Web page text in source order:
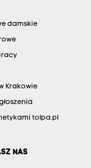
damskie
Krakowie
tolpa.pl
NAS